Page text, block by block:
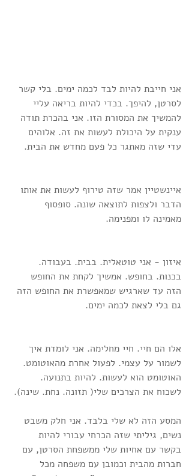
אני חייבת להיות לבד לכמה ימים. בלי קשר
לסרטן, להיפך. בכדי להיות בריאה עליי
להמשיך את המסורת הזו. אני בהכרת תודה
ענקית על היכולת לעשות את זה. אלוהים
עדי שזה מאתגר כל פעם מחדש את הבית.
איינשטיין אמר שזה טירוף לעשות את אותו
הדבר ולצפות לתוצאה שונה. סופסוף
מאמינה לו ומפנימה.
איזון - אני טוטאלית. בבית. בעבודה.
בכנות. בחופש. אמשיך לקחת את החופש
הזה עד שארגיש שמאפשרת את החופש הזה
גם בלי לצאת לכמה ימים.
אלו הם חיי. חיי מחלימה. אני לומדת איך
לשמור על עצמי. לפעול אחרת מהאוטומט.
האוטומט הוא לעשות. להיות בתנועה.
לשכוח את הצרכים שלי( תזונה. נחת. שינה).
המסע הזה לא שלי בלבד. אני חלק משבט
נשים, גיליתי שזה הכרחי עבורי להיות
בקשר עם אחיות שלי ממשפחת הסרטן, עם
חברות מהבית וכמובן עם משפחה מכל